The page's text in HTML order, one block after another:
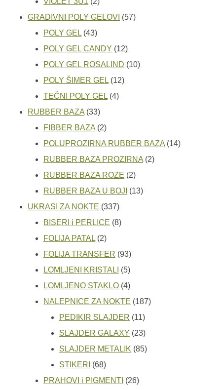
proizvoda
GRADIVNI POLY GELOVI 5757
POLY GEL 4343
proizvoda
POLY GEL CANDY 1212
proizvoda
POLY GEL ROSALIND 1010
POLY ŠIMER GEL 1212
TEČNI POLY GEL 44
RUBBER BAZA 3333
proizvoda
FIBBER BAZA 22
proizvoda
POLUPROZIRNA RUBBER BAZA 1414
RUBBER BAZA PROZIRNA 22
RUBBER BAZA ROZE 22
proizvoda
RUBBER BAZA U BOJI 1313
UKRASI ZA NOKTE 337337
proizvoda
BISERI i PERLICE 88
FOLIJA PATAL 22
proizvoda
FOLIJA TRANSFER 9393
proizvoda
LOMLJENI KRISTALI 55
proizvoda
LOMLJENO STAKLO 44
proizvoda
NALEPNICE ZA NOKTE 187187
PEDIKIR SLAJDER 1111
proizvoda
SLAJDER GALAXY 2323
proizvoda
SLAJDER METALIK 8585
STIKERI 6868
proizvoda
PRAHOVI i PIGMENTI 2626